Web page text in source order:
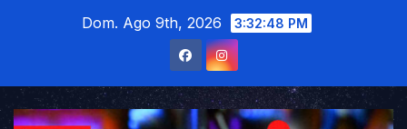
Dom. Ago 9th, 2026 3:32:49 PM